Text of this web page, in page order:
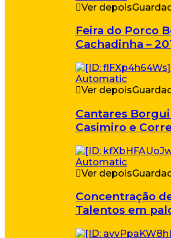
Ver depois
Feira do Porco
Cachadinha –
Ver depois
Cantares
Casimiro e
Ver depois
Concentração
Talentos em